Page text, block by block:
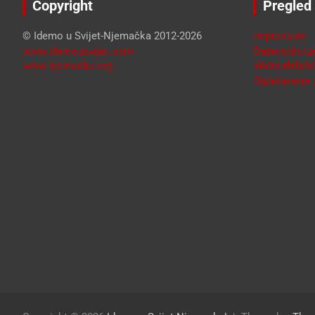
Copyright
© Idemo u Svijet-Njemačka 2012-2026
www.idemousvijet.com
www.njemacka.org
Pregled
Impressum